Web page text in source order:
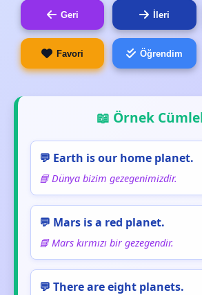
Geri İleri
Favori Öğrendim
📖 Örnek
💬 Earth is our home planet.
📘 Dünya bizim gezegenimizdir.
💬 Mars is a red planet.
📘 Mars kırmızı bir gezegendir.
💬 There are eight planets.